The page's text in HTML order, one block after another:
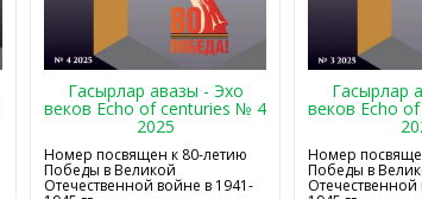
Гасырлар авазы - Эхо
веков Echo of centuries № 4
2025
Номер посвящен к 80-летию
Победы в Великой
Отечественной войне в 1941-
Гасырлар
веков Echo
Номер
Победы в